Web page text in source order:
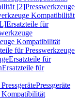
[2]Presswerkzeuge
Kompatibilität
Ersatzteile für
Kompatibilität
für Presswerkzeuge
Ersatzteile für
Ersatzteile für
Pressgeräte
Kompatibilität